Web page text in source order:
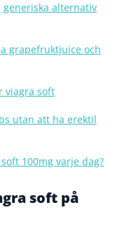
generiska alternativ
grapefruktjuice och
viagra soft
utan att ha erektil
100mg varje dag?
soft på